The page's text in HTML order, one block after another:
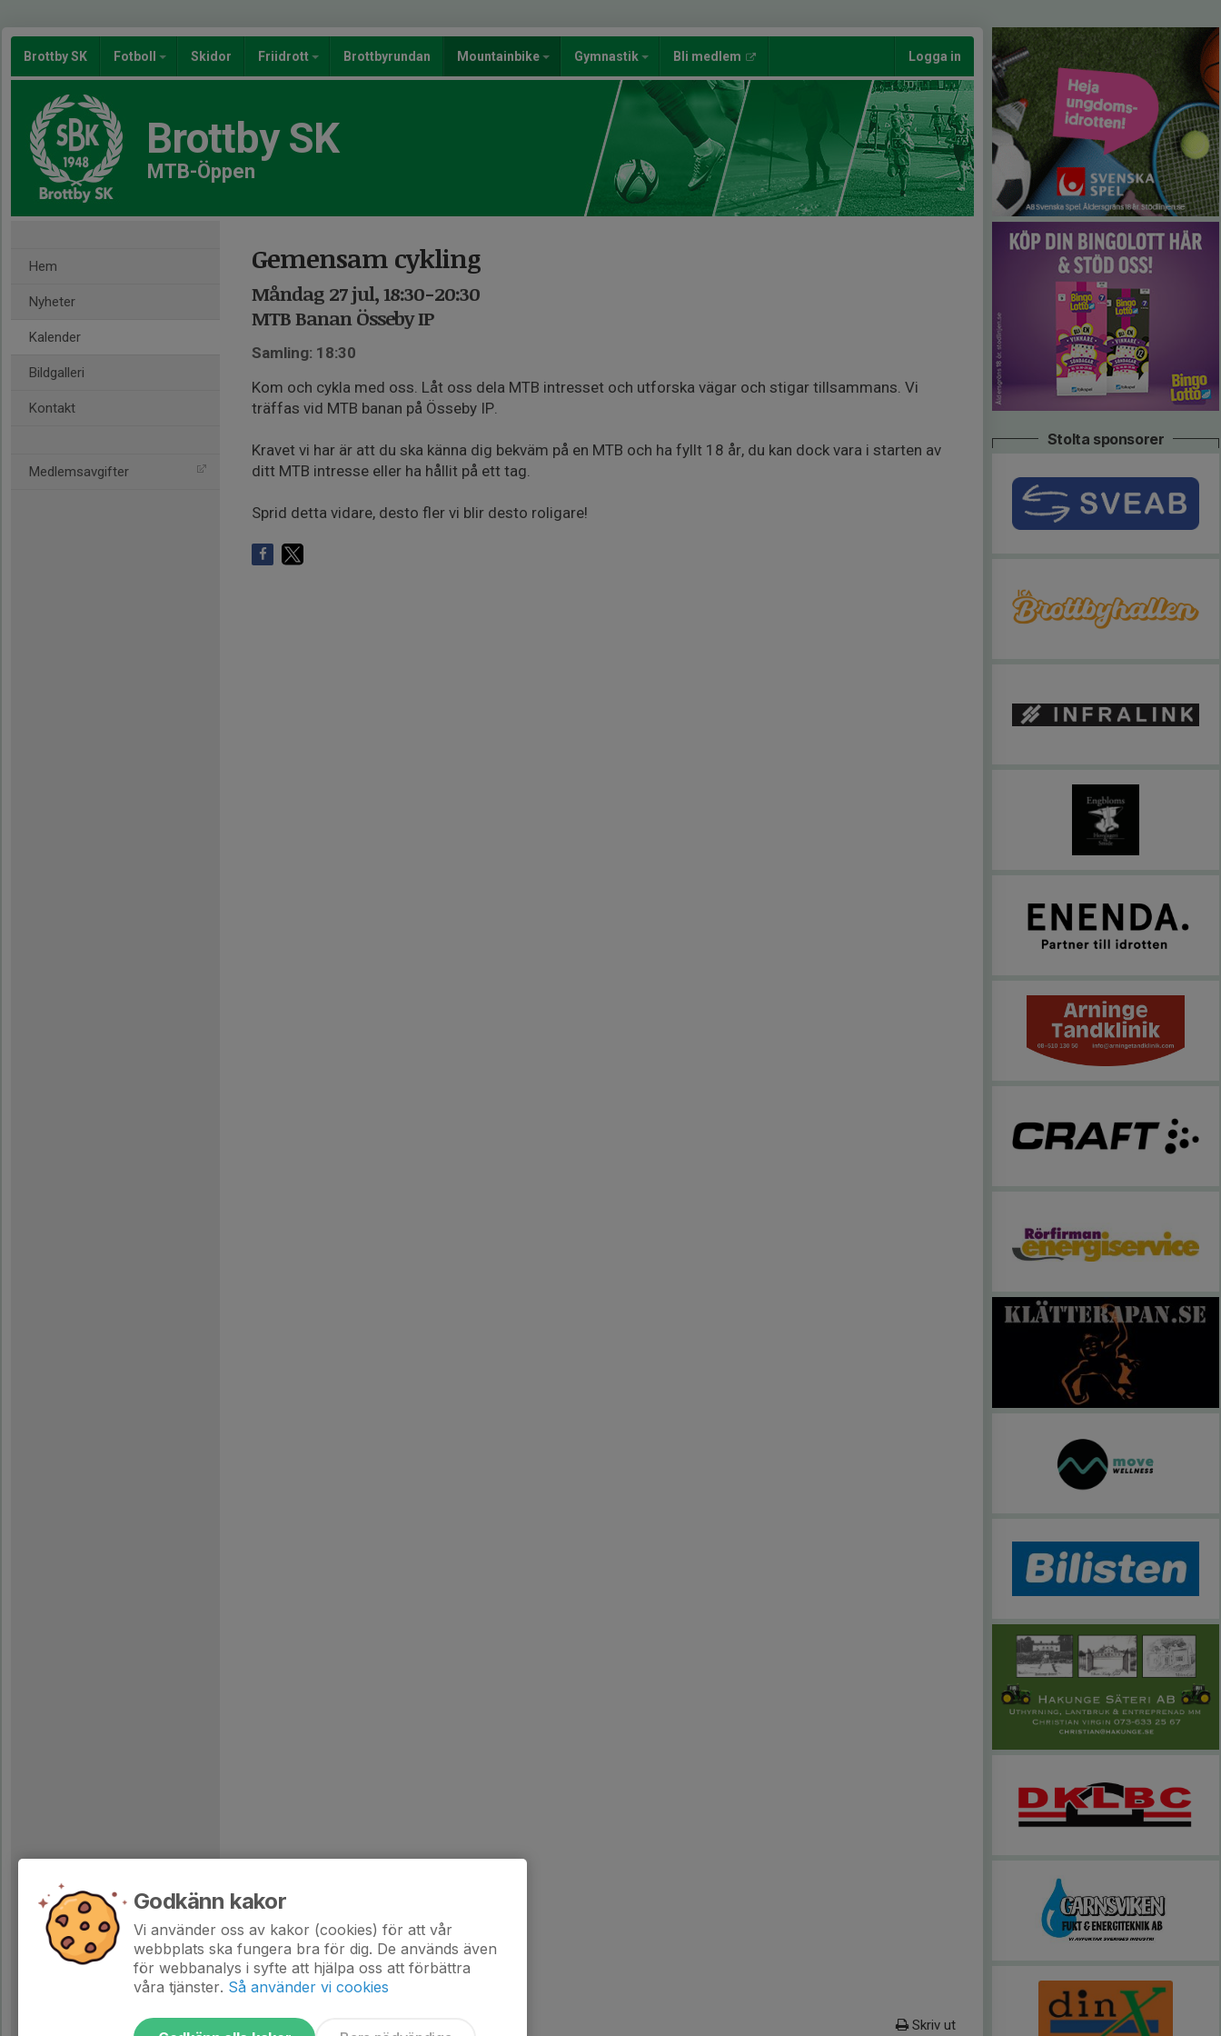
Brottby SK Fotboll Skidor Friidrott Brottbyrundan Mountainbike Gymnastik Bli medlem Logga in
Brottby SK
MTB-Öppen
Hem
Nyheter
Kalender
Bildgalleri
Kontakt
Medlemsavgifter
Gemensam cykling
Måndag 27 jul, 18:30-20:30
MTB Banan Össeby IP
Samling: 18:30
Kom och cykla med oss. Låt oss dela MTB intresset och utforska vägar och stigar tillsammans. Vi
träffas vid MTB banan på Össeby IP.
Kravet vi har är att du ska känna dig bekväm på en MTB och ha fyllt 18 år, du kan dock vara i starten av
ditt MTB intresse eller ha hållit på ett tag.
Sprid detta vidare, desto fler vi blir desto roligare!
Skriv ut
Stolta sponsorer
Godkänn kakor
Vi använder oss av kakor (cookies) för att vår
webbplats ska fungera bra för dig. De används även
för webbanalys i syfte att hjälpa oss att förbättra
våra tjänster. Så använder vi cookies